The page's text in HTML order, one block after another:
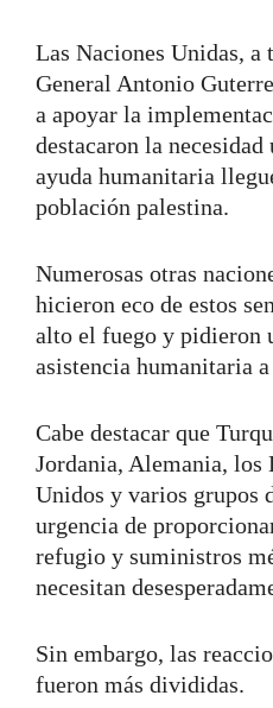
Las Naciones Unidas, a
General Antonio
a apoyar la
destacaron la necesidad
ayuda humanitaria
población palestina.
Numerosas otras
hicieron eco de estos
alto el fuego y pidieron
asistencia humanitaria a
Cabe destacar que
Jordania, Alemania, los
Unidos y varios grupos
urgencia de
refugio y suministros
necesitan
Sin embargo, las
fueron más divididas.